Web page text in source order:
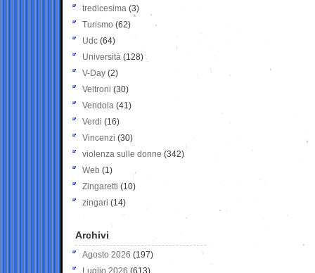
tredicesima (3)
Turismo (62)
Udc (64)
Università (128)
V-Day (2)
Veltroni (30)
Vendola (41)
Verdi (16)
Vincenzi (30)
violenza sulle donne (342)
Web (1)
Zingaretti (10)
zingari (14)
Archivi
Agosto 2026 (197)
Luglio 2026 (613)